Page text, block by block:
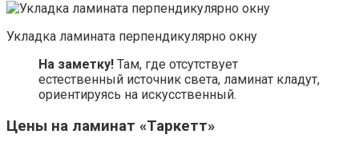
Укладка ламината перпендикулярно окну
На заметку! Там, где отсутствует
естественный источник света, ламинат кладут,
ориентируясь на искусственный.
Цены на ламинат «Таркетт»